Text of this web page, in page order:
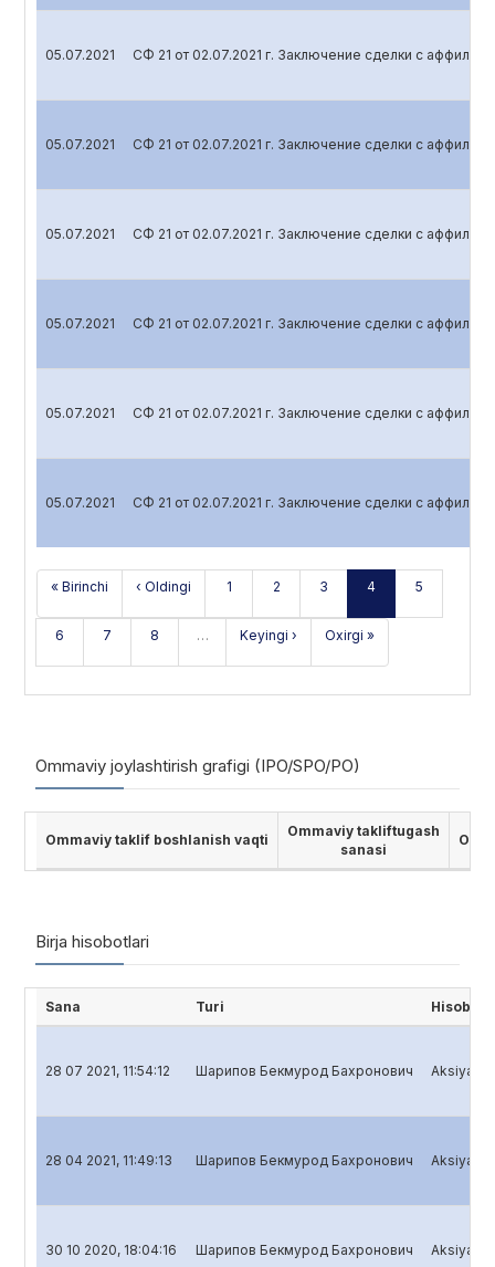
05.07.2021 СФ 21 от 02.07.2021 г. Заключение сделки с
05.07.2021 СФ 21 от 02.07.2021 г. Заключение сделки с
05.07.2021 СФ 21 от 02.07.2021 г. Заключение сделки с
05.07.2021 СФ 21 от 02.07.2021 г. Заключение сделки с
05.07.2021 СФ 21 от 02.07.2021 г. Заключение сделки с
05.07.2021 СФ 21 от 02.07.2021 г. Заключение сделки с
« Birinchi ‹ Oldingi 1 2 3 4 5
6 7 8 … Keyingi › Oxirgi »
Ommaviy joylashtirish grafigi (IPO/SPO/PO)
Ommaviy taklif boshlanish vaqti
Ommaviy takliftugash
sanasi
Birja hisobotlari
Sana Turi Hisobot
28 07 2021, 11:54:12 Шарипов Бекмурод Бахронович
28 04 2021, 11:49:13 Шарипов Бекмурод Бахронович
30 10 2020, 18:04:16 Шарипов Бекмурод Бахронович